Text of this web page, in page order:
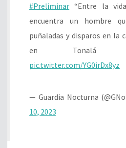
#Preliminar “Entre la
encuentra un hombre
puñaladas y disparos en la
en Tonalá
pic.twitter.com/YG0irDx8yz
— Guardia Nocturna
10, 2023